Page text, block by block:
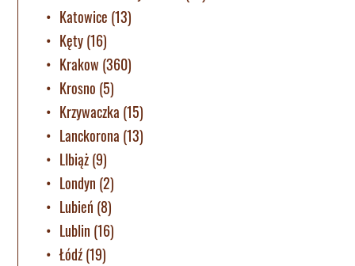
Katowice (13)
Kęty(16)
Krakow (360)
Krosno (5)
Krzywaczka (15)
Lanckorona (13)
LIbiąż(9)
Londyn (2)
Lubień (8)
Lublin (16)
Łódź(19)